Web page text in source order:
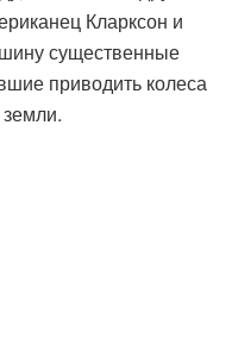
Кларксон и
существенные
приводить колеса